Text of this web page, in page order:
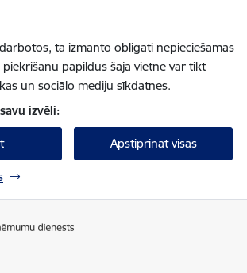
tā izmanto obligāti nepieciešamās
papildus šajā vietnē var tikt
un sociālo mediju sīkdatnes.
izvēli:
Apstiprināt visas